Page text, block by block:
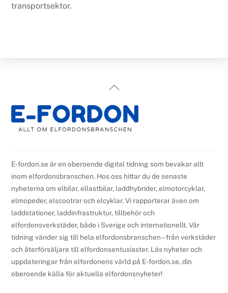
transportsektor.
Back
Top
E-fordon.se är en oberoende digital tidning som bevakar allt
inom elfordonsbranschen. Hos oss hittar du de senaste
nyheterna om elbilar, ellastbilar, laddhybrider, elmotorcyklar,
elmopeder, elscootrar och elcyklar. Vi rapporterar även om
laddstationer, laddinfrastruktur, tillbehör och
elfordonsverkstäder, både i Sverige och internationellt. Vår
tidning vänder sig till hela elfordonsbranschen – från verkstäder
och återförsäljare till elfordonsentusiaster. Läs nyheter och
uppdateringar från elfordonens värld på E-fordon.se, din
oberoende källa för aktuella elfordonsnyheter!